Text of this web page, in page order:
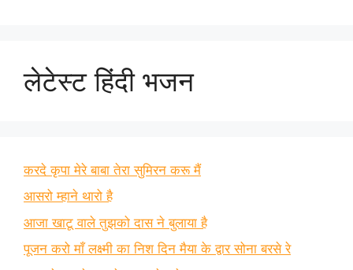
लेटेस्ट हिंदी भजन
करदे कृपा मेरे बाबा तेरा सुमिरन करू मैं
आसरो म्हाने थारो है
आजा खाटू वाले तुझको दास ने बुलाया है
पूजन करो माँ लक्ष्मी का निश दिन मैया के द्वार सोना बरसे रे